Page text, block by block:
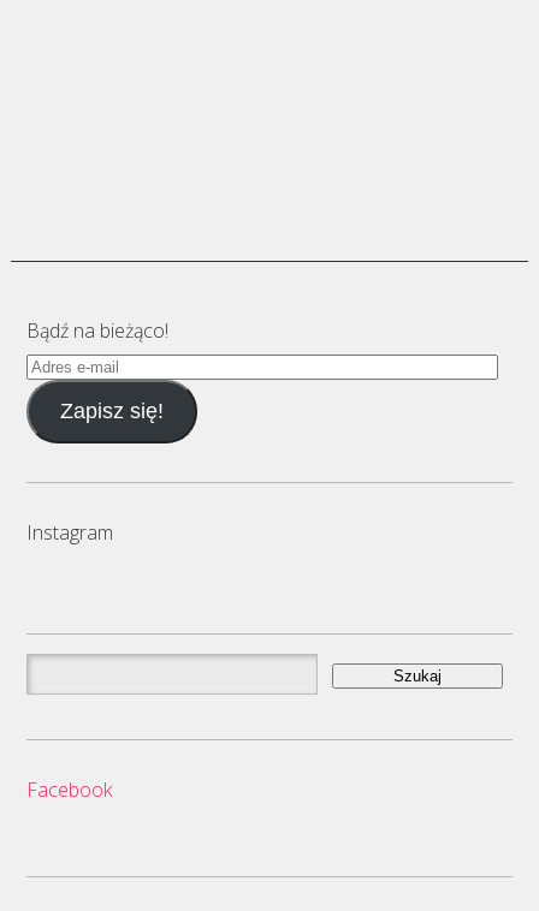
Bądź na bieżąco!
Adres
e-
mailZapisz się!
Instagram
Szukaj:
Facebook